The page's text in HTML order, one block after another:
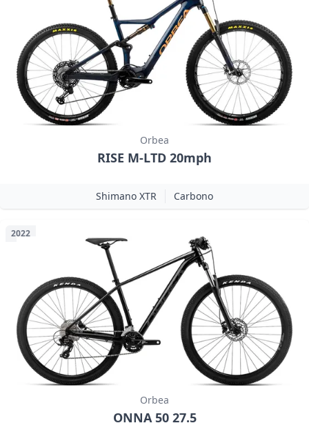
Orbea
RISE M-LTD 20mph
Shimano XTR Carbono
2022
Orbea
ONNA 50 27.5